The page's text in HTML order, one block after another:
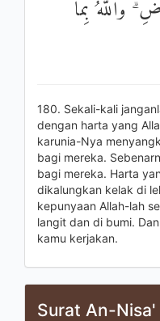
وَاللَّهُ بِمَا
180. Sekali-kali
dengan harta yang
karunia-Nya
bagi mereka.
bagi mereka. Harta
dikalungkan kelak di
kepunyaan Allah-lah
langit dan di bumi.
kamu kerjakan.
Surat An-